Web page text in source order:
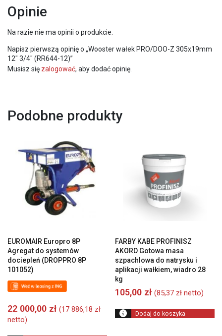
Opinie
Na razie nie ma opinii o produkcie.
Napisz pierwszą opinię o „Wooster wałek PRO/DOO-Z 305x19mm
12″ 3/4″ (RR644-12)”
Musisz się zalogować, aby dodać opinię.
Podobne produkty
EUROMAIR Europro 8P
Agregat do systemów
dociepleń (DROPPRO 8P
101052)
22 000,00 zł (17 886,18 zł
netto)
FARBY KABE PROFINISZ
AKORD Gotowa masa
szpachlowa do natrysku i
aplikacji wałkiem, wiadro 28
kg
105,00 zł (85,37 zł netto)
Dodaj do koszyka